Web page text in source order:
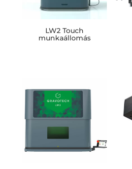
LW2 Touch
munkaállomás